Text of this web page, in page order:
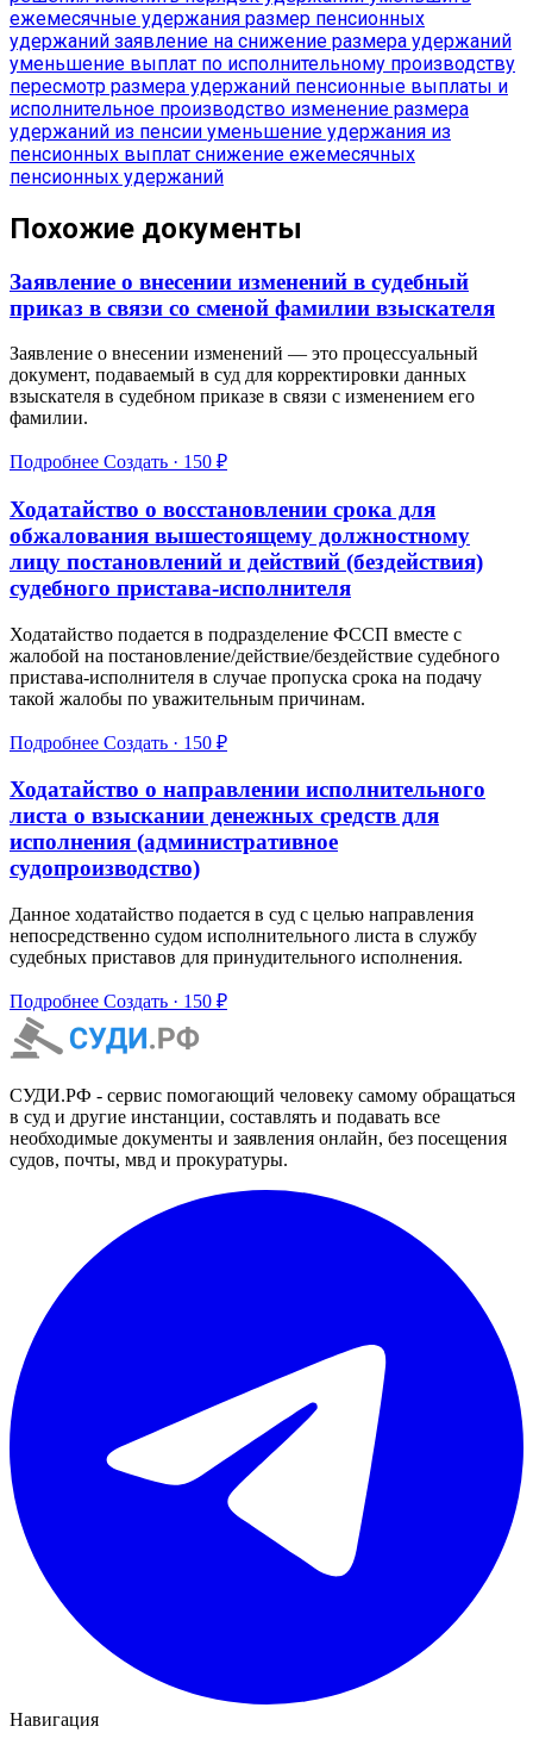
ежемесячные удержания размер пенсионных
удержаний заявление на снижение размера удержаний
уменьшение выплат по исполнительному производству
пересмотр размера удержаний пенсионные выплаты и
исполнительное производство изменение размера
удержаний из пенсии уменьшение удержания из
пенсионных выплат снижение ежемесячных
пенсионных удержаний
Похожие документы
Заявление о внесении изменений в судебный
приказ в связи со сменой фамилии взыскателя
Заявление о внесении изменений — это процессуальный
документ, подаваемый в суд для корректировки данных
взыскателя в судебном приказе в связи с изменением его
фамилии.
Подробнее Создать · 150 ₽
Ходатайство о восстановлении срока для
обжалования вышестоящему должностному
лицу постановлений и действий (бездействия)
судебного пристава-исполнителя
Ходатайство подается в подразделение ФССП вместе с
жалобой на постановление/действие/бездействие судебного
пристава-исполнителя в случае пропуска срока на подачу
такой жалобы по уважительным причинам.
Подробнее Создать · 150 ₽
Ходатайство о направлении исполнительного
листа о взыскании денежных средств для
исполнения (административное
судопроизводство)
Данное ходатайство подается в суд с целью направления
непосредственно судом исполнительного листа в службу
судебных приставов для принудительного исполнения.
Подробнее Создать · 150 ₽
СУДИ.РФ - сервис помогающий человеку самому обращаться
в суд и другие инстанции, составлять и подавать все
необходимые документы и заявления онлайн, без посещения
судов, почты, мвд и прокуратуры.
Навигация